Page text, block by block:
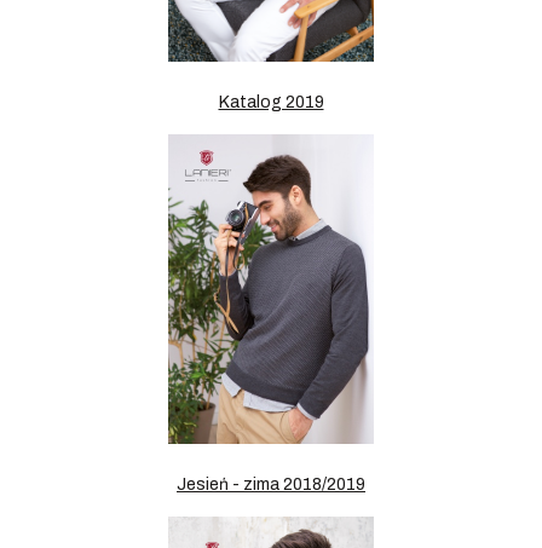
Katalog 2019
Jesień - zima 2018/2019